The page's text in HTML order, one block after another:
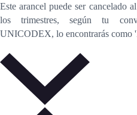
Este arancel puede ser cancelado
los trimestres, según tu
UNICODEX, lo encontrarás como